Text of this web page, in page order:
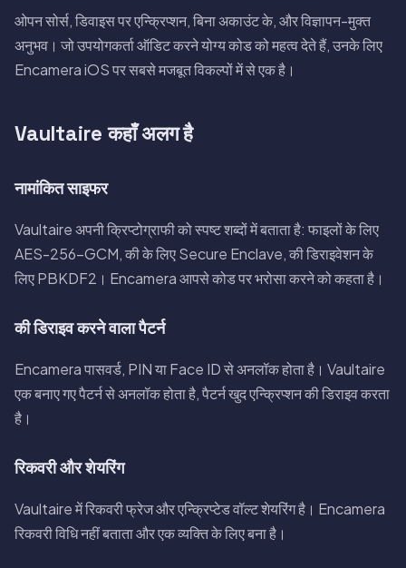
ओपन सोर्स, डिवाइस पर एन्क्रिप्शन, बिना अकाउंट के, और विज्ञापन-मुक्त
अनुभव। जो उपयोगकर्ता ऑडिट करने योग्य कोड को महत्व देते हैं, उनके लिए
Encamera iOS पर सबसे मजबूत विकल्पों में से एक है।
Vaultaire कहाँ अलग है
नामांकित साइफर
Vaultaire अपनी क्रिप्टोग्राफी को स्पष्ट शब्दों में बताता है: फाइलों के लिए
AES-256-GCM, की के लिए Secure Enclave, की डिराइवेशन के
लिए PBKDF2। Encamera आपसे कोड पर भरोसा करने को कहता है।
की डिराइव करने वाला पैटर्न
Encamera पासवर्ड, PIN या Face ID से अनलॉक होता है। Vaultaire
एक बनाए गए पैटर्न से अनलॉक होता है, पैटर्न खुद एन्क्रिप्शन की डिराइव करता
है।
रिकवरी और शेयरिंग
Vaultaire में रिकवरी फ्रेज और एन्क्रिप्टेड वॉल्ट शेयरिंग है। Encamera
रिकवरी विधि नहीं बताता और एक व्यक्ति के लिए बना है।